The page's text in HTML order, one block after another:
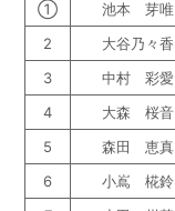
① 池本 芽唯
2
大谷乃々香
3
中村 彩愛
4
大森 桜音
5
森田 恵真
6
小嶌 椛鈴